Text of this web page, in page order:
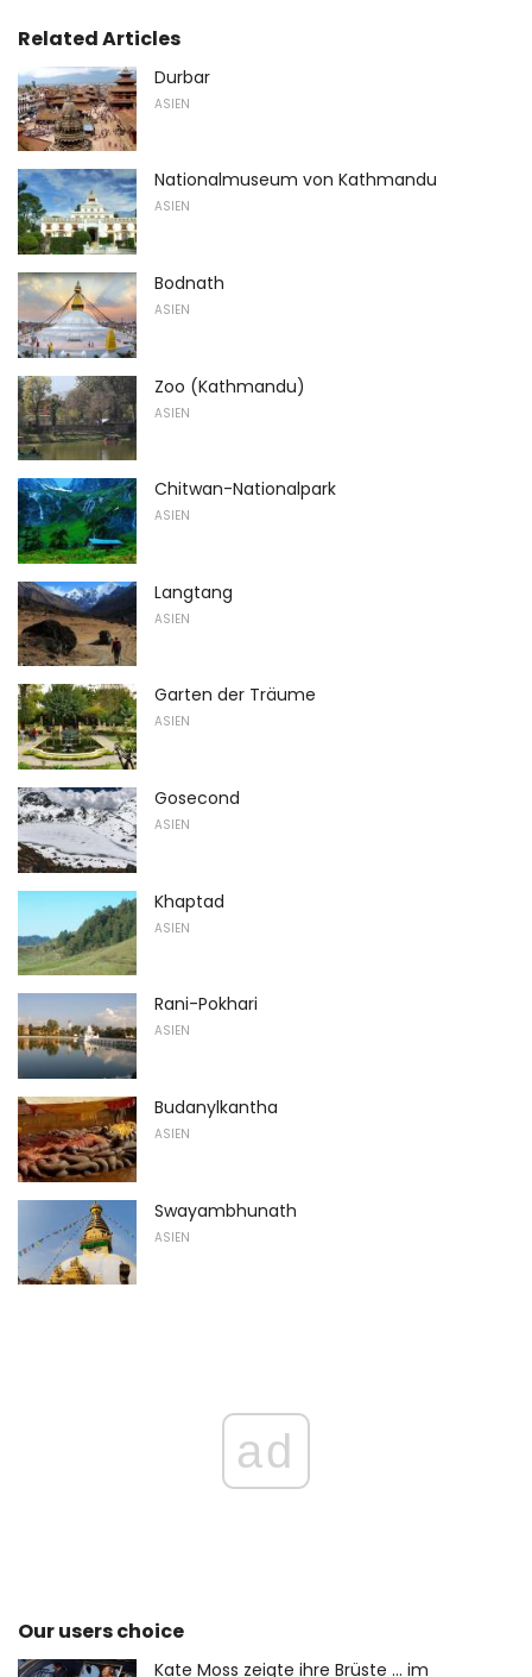
Related Articles
Durbar
ASIEN
Nationalmuseum von Kathmandu
ASIEN
Bodnath
ASIEN
Zoo (Kathmandu)
ASIEN
Chitwan-Nationalpark
ASIEN
Langtang
ASIEN
Garten der Träume
ASIEN
Gosecond
ASIEN
Khaptad
ASIEN
Rani-Pokhari
ASIEN
Budanylkantha
ASIEN
Swayambhunath
ASIEN
ad
Our users choice
Kate Moss zeigte ihre Brüste ... im